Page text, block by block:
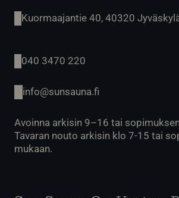
Kuormaajantie 40, 40320
040 3470 220
info@sunsauna.fi
Avoinna arkisin 9–16 tai
Tavaran nouto arkisin klo 7-15 tai
mukaan.